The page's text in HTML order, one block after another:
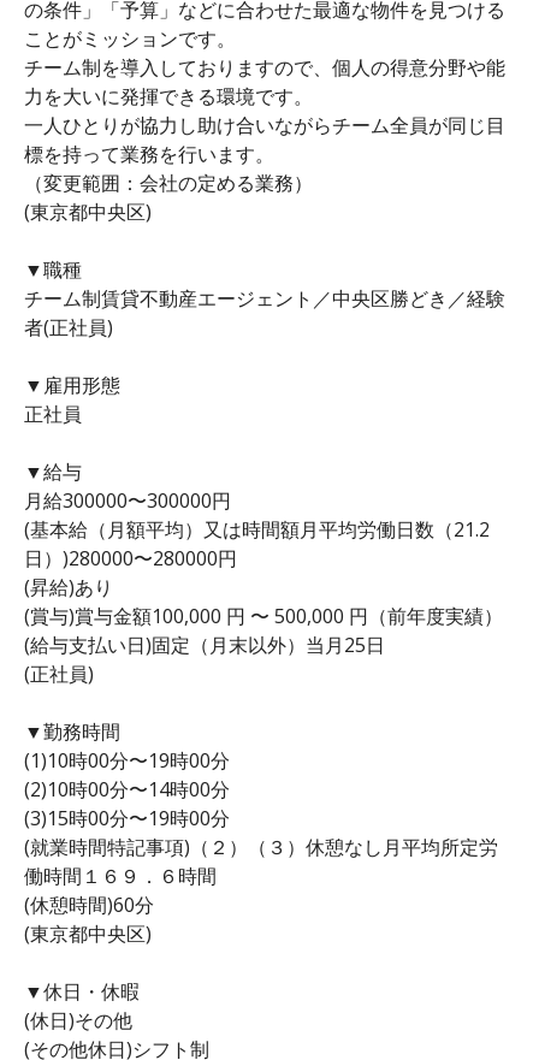
の条件」「予算」などに合わせた最適な物件を見つける
ことがミッションです。
チーム制を導入しておりますので、個人の得意分野や能
力を大いに発揮できる環境です。
一人ひとりが協力し助け合いながらチーム全員が同じ目
標を持って業務を行います。
（変更範囲：会社の定める業務）
(東京都中央区)
▼職種
チーム制賃貸不動産エージェント／中央区勝どき／経験
者(正社員)
▼雇用形態
正社員
▼給与
月給300000〜300000円
(基本給（月額平均）又は時間額月平均労働日数（21.2
日）)280000〜280000円
(昇給)あり
(賞与)賞与金額100,000 円 〜 500,000 円（前年度実績）
(給与支払い日)固定（月末以外）当月25日
(正社員)
▼勤務時間
(1)10時00分〜19時00分
(2)10時00分〜14時00分
(3)15時00分〜19時00分
(就業時間特記事項)（２）（３）休憩なし月平均所定労
働時間１６９．６時間
(休憩時間)60分
(東京都中央区)
▼休日・休暇
(休日)その他
(その他休日)シフト制